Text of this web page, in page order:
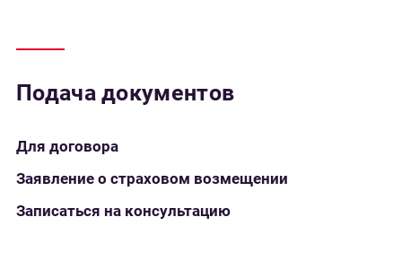
Подача документов
Для договора
Заявление о страховом возмещении
Записаться на консультацию